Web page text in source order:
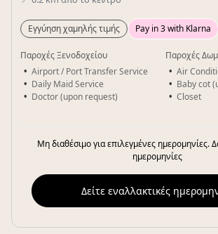
Εγγύηση χαμηλής τιμής Pay in 3 with Klarna
Παροχές Ξενοδοχείου
Airport / Port Transfer Service
Daily Maid Service
Doctor (upon request)
Παροχές
Air
Baby cot
Closet
Μη διαθέσιμο για επιλεγμένες ημερομηνίες.
ημερομηνίες
Δείτε εναλλακτικές